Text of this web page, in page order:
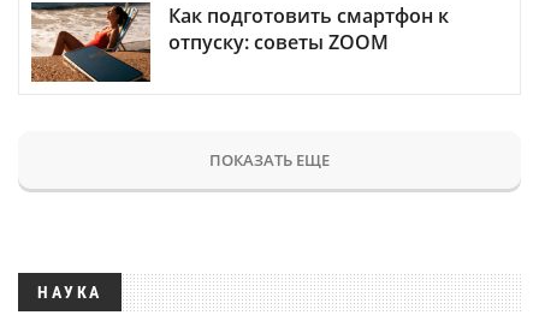
Как подготовить смартфон к
отпуску: советы ZOOM
ПОКАЗАТЬ ЕЩЕ
НАУКА